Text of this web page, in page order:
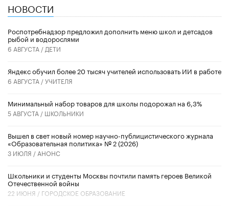
НОВОСТИ
Роспотребнадзор предложил дополнить меню школ и детсадов
рыбой и водорослями
6 АВГУСТА / ДЕТИ
​Яндекс обучил более 20 тысяч учителей использовать ИИ в работе
6 АВГУСТА /УЧИТЕЛЯ
Минимальный набор товаров для школы подорожал на 6,3%
5 АВГУСТА / ШКОЛЬНИКИ
Вышел в свет новый номер научно-публицистического журнала
«Образовательная политика» № 2 (2026)
3 ИЮЛЯ / АНОНС
Школьники и студенты Москвы почтили память героев Великой
Отечественной войны
22 ИЮНЯ / ГОРОДСКОЕ ОБРАЗОВАНИЕ